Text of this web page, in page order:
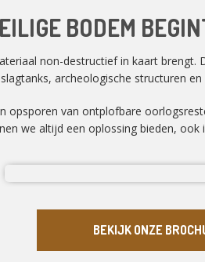
BODEM
non-destructief in kaart
archeologische structuren
opsporen van ontplofbare
we altijd een oplossing bieden,
BEKIJK ONZE